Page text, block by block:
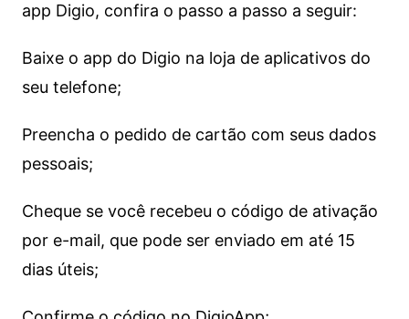
app Digio, confira o passo a passo a seguir:
Baixe o app do Digio na loja de aplicativos do
seu telefone;
Preencha o pedido de cartão com seus dados
pessoais;
Cheque se você recebeu o código de ativação
por e-mail, que pode ser enviado em até 15
dias úteis;